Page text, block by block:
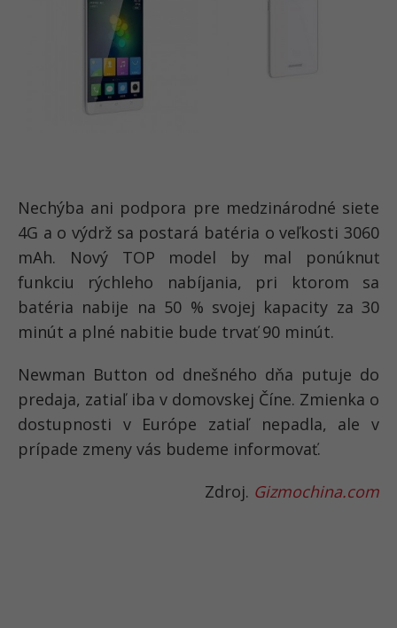
Nechýba ani podpora pre medzinárodné siete
4G a o výdrž sa postará batéria o veľkosti 3060
mAh. Nový TOP model by mal ponúknuť
funkciu rýchleho nabíjania, pri ktorom sa
batéria nabije na 50 % svojej kapacity za 30
minút a plné nabitie bude trvať 90 minút.
Newman Button od dnešného dňa putuje do
predaja, zatiaľ iba v domovskej Číne. Zmienka o
dostupnosti v Európe zatiaľ nepadla, ale v
prípade zmeny vás budeme informovať.
Zdroj. Gizmochina.com